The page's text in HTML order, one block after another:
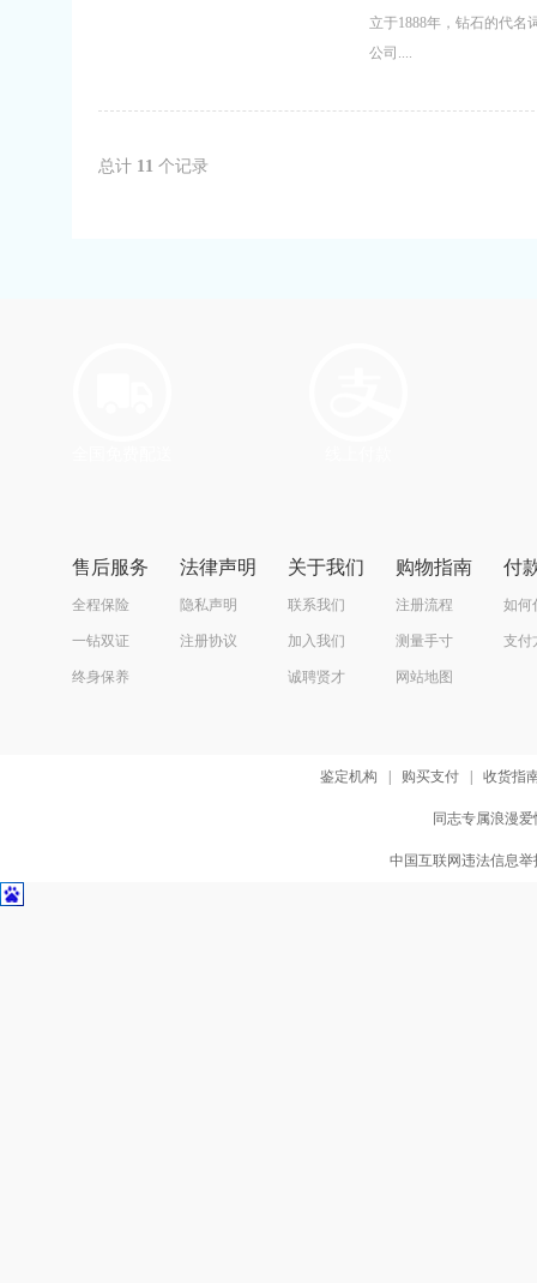
立于1888年，钻石的代名
公司....
总计 11 个记录
售后服务
全程保险
一钻双证
终身保养
法律声明
隐私声明
注册协议
关于我们
联系我们
加入我们
诚聘贤才
购物指南
注册流程
测量手寸
网站地图
付
如何
支付
鉴定机构 购买支付 收货指
同志专属浪漫
中国互联网违法信息